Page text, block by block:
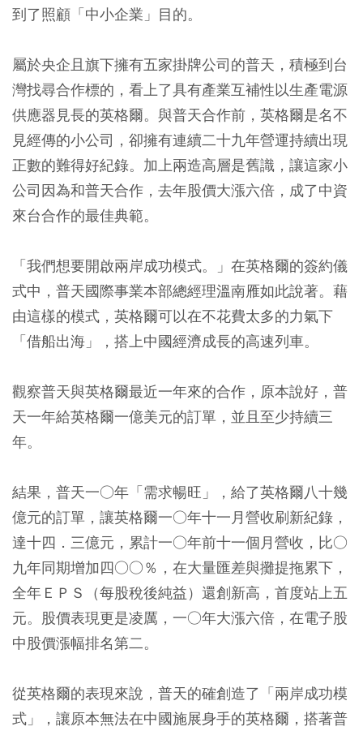
到了照顧「中小企業」目的。
屬於央企且旗下擁有五家掛牌公司的普天，積極到台
灣找尋合作標的，看上了具有產業互補性以生產電源
供應器見長的英格爾。與普天合作前，英格爾是名不
見經傳的小公司，卻擁有連續二十九年營運持續出現
正數的難得好紀錄。加上兩造高層是舊識，讓這家小
公司因為和普天合作，去年股價大漲六倍，成了中資
來台合作的最佳典範。
「我們想要開啟兩岸成功模式。」在英格爾的簽約儀
式中，普天國際事業本部總經理溫南雁如此說著。藉
由這樣的模式，英格爾可以在不花費太多的力氣下
「借船出海」，搭上中國經濟成長的高速列車。
觀察普天與英格爾最近一年來的合作，原本說好，普
天一年給英格爾一億美元的訂單，並且至少持續三
年。
結果，普天一○年「需求暢旺」，給了英格爾八十幾
億元的訂單，讓英格爾一○年十一月營收刷新紀錄，
達十四．三億元，累計一○年前十一個月營收，比○
九年同期增加四○○％，在大量匯差與攤提拖累下，
全年ＥＰＳ（每股稅後純益）還創新高，首度站上五
元。股價表現更是凌厲，一○年大漲六倍，在電子股
中股價漲幅排名第二。
從英格爾的表現來說，普天的確創造了「兩岸成功模
式」，讓原本無法在中國施展身手的英格爾，搭著普